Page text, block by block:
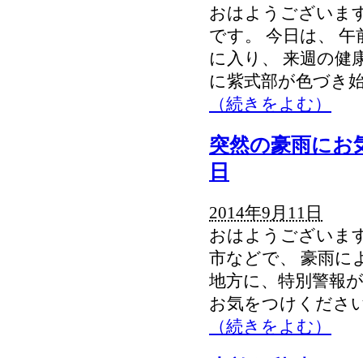
おはようございま
です。 今日は、 午
に入り、 来週の健
に紫式部が色づき
（続きをよむ）
突然の豪雨に
日
2014年9月11日
おはようございま
市などで、 豪雨に
地方に、特別警報
お気をつけくださ
（続きをよむ）